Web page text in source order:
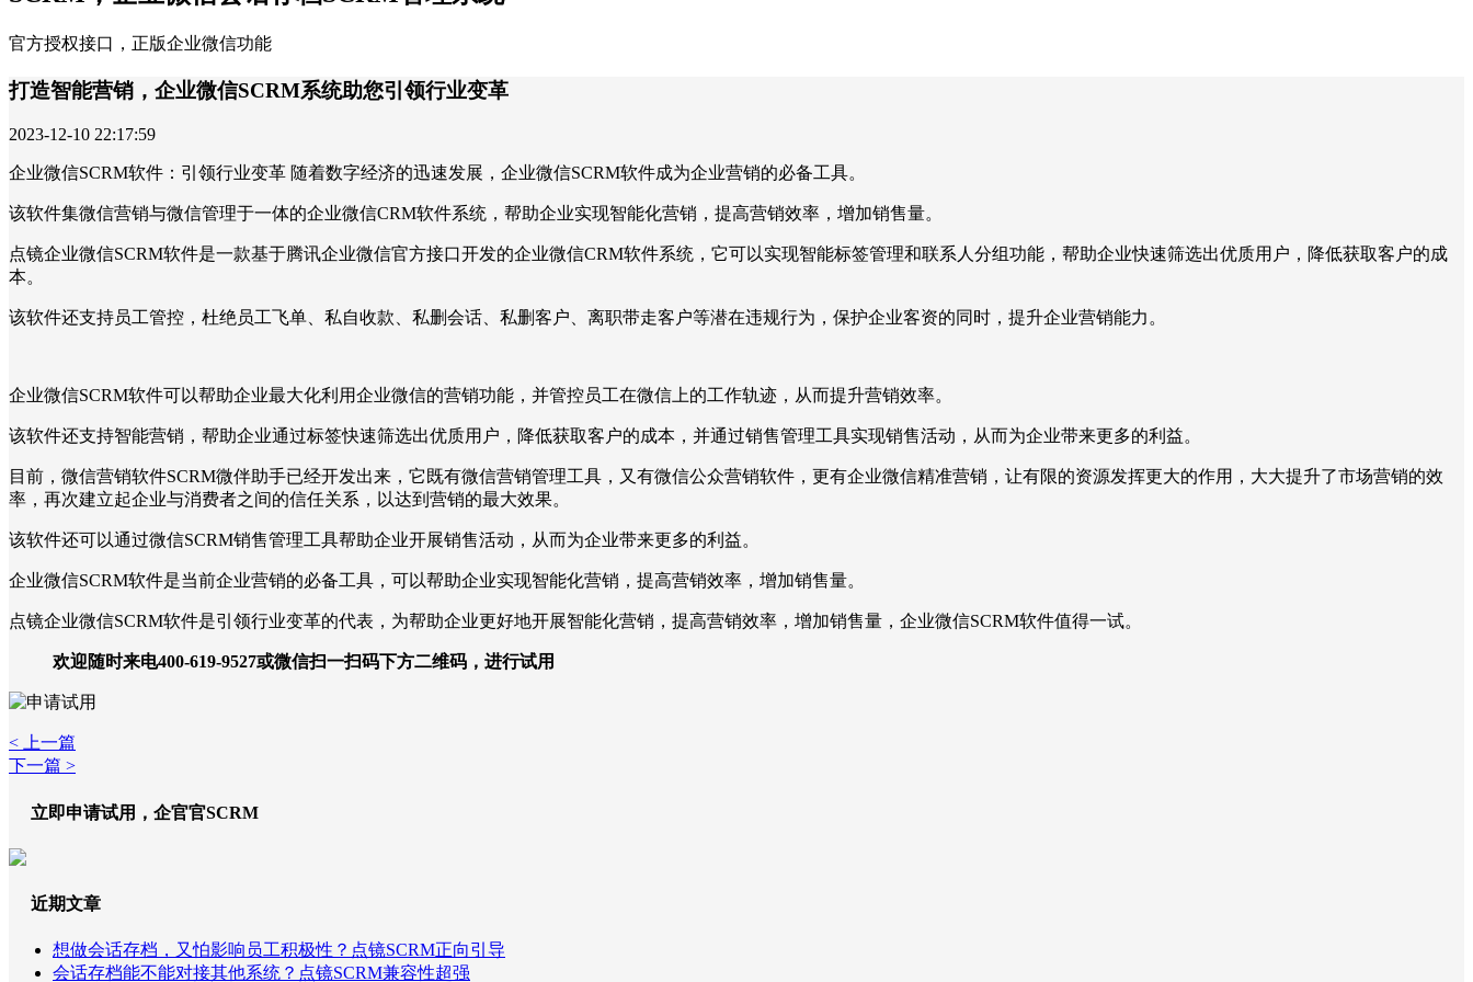
官方授权接口，正版企业微信功能
打造智能营销，企业微信SCRM系统助您引领行业变革
2023-12-10 22:17:59
企业微信SCRM软件：引领行业变革 随着数字经济的迅速发展，企业微信SCRM软件成为企业营销的必备工具。
该软件集微信营销与微信管理于一体的企业微信CRM软件系统，帮助企业实现智能化营销，提高营销效率，增加销售量。
点镜企业微信SCRM软件是一款基于腾讯企业微信官方接口开发的企业微信CRM软件系统，它可以实现智能标签管理和联系人分组功能，帮助企业快速筛选出优质用户，降低获取客户的成
本。
该软件还支持员工管控，杜绝员工飞单、私自收款、私删会话、私删客户、离职带走客户等潜在违规行为，保护企业客资的同时，提升企业营销能力。
企业微信SCRM软件可以帮助企业最大化利用企业微信的营销功能，并管控员工在微信上的工作轨迹，从而提升营销效率。
该软件还支持智能营销，帮助企业通过标签快速筛选出优质用户，降低获取客户的成本，并通过销售管理工具实现销售活动，从而为企业带来更多的利益。
目前，微信营销软件SCRM微伴助手已经开发出来，它既有微信营销管理工具，又有微信公众营销软件，更有企业微信精准营销，让有限的资源发挥更大的作用，大大提升了市场营销的效
率，再次建立起企业与消费者之间的信任关系，以达到营销的最大效果。
该软件还可以通过微信SCRM销售管理工具帮助企业开展销售活动，从而为企业带来更多的利益。
企业微信SCRM软件是当前企业营销的必备工具，可以帮助企业实现智能化营销，提高营销效率，增加销售量。
点镜企业微信SCRM软件是引领行业变革的代表，为帮助企业更好地开展智能化营销，提高营销效率，增加销售量，企业微信SCRM软件值得一试。
欢迎随时来电400-619-9527或微信扫一扫码下方二维码，进行试用
< 上一篇
下一篇 >
立即申请试用，企官官SCRM
近期文章
想做会话存档，又怕影响员工积极性？点镜SCRM正向引导
会话存档能不能对接其他系统？点镜SCRM兼容性超强